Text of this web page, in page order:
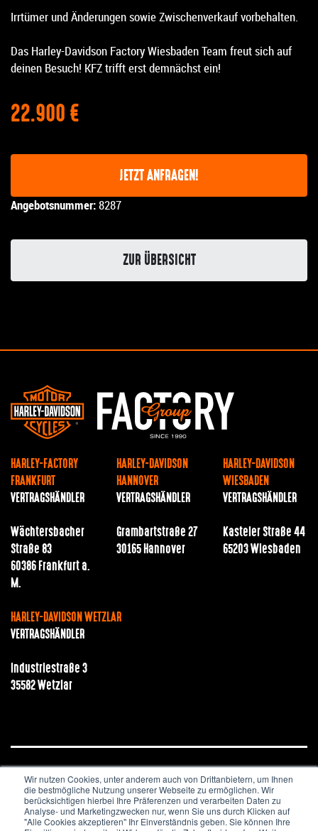
Wir nutzen Cookies, unter anderem auch von Drittanbietern, um Ihnen
die bestmögliche Nutzung unserer Webseite zu ermöglichen. Wir
berücksichtigen hierbei Ihre Präferenzen und verarbeiten Daten zu
Analyse- und Marketingzwecken nur, wenn Sie uns durch Klicken auf
"Alle Cookies akzeptieren" Ihr Einverständnis geben. Sie können Ihre
Irrtümer und Änderungen sowie Zwischenverkauf vorbehalten.
Das Harley-Davidson Factory Wiesbaden Team freut sich auf
deinen Besuch! KFZ trifft erst demnächst ein!
22.900 €
JETZT ANFRAGEN!
Angebotsnummer:8287
ZUR ÜBERSICHT
HARLEY-FACTORY
FRANKFURT
VERTRAGSHÄNDLER
Wächtersbacher
Straße 83
60386 Frankfurt a.
M.
HARLEY-DAVIDSON
HANNOVER
VERTRAGSHÄNDLER
Grambartstraße 27
30165 Hannover
HARLEY-DAVIDSON
WIESBADEN
VERTRAGSHÄNDLER
Kasteler Straße 44
65203 Wiesbaden
HARLEY-DAVIDSON WETZLAR
VERTRAGSHÄNDLER
Industriestraße 3
35582 Wetzlar
JOBS & KARRIERE NEWSLETTER
IMPRESSUM
DATENSCHUTZ
Copyright © 2020. All Rights Reserved.